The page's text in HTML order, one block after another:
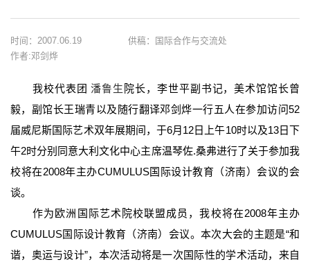
时间：2007.06.19
供稿：国际合作与交流处
作者:邓剑烨
我校代表团 潘鲁生 院长，李世平副书记，美术馆馆长曾
毅，副馆长王瑞青以及随行翻译邓剑烨一行五人在参加访问52
届威尼斯国际艺术双年展期间，于6月12日上午10时以及13日下
午2时分别同意大利文化中心主席温琴佐.桑弗进行了关于参加我
校将在2008年主办CUMULUS国际设计教育（济南）会议的会
谈。
作为欧洲国际艺术院校联盟成员，我校将在2008年主办
CUMULUS国际设计教育（济南）会议。本次大会的主题是“和
谐，奥运与设计”，本次活动将是一次国际性的学术活动，来自